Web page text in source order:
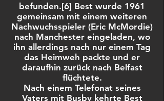
befunden.[6] Best wurde 1961
gemeinsam mit einem weiteren
Nachwuchsspieler (Eric McMordie)
nach Manchester eingeladen, wo
ihn allerdings nach nur einem Tag
das Heimweh packte und er
daraufhin zurück nach Belfast
flüchtete.
Nach einem Telefonat seines
Vaters mit Busby kehrte Best